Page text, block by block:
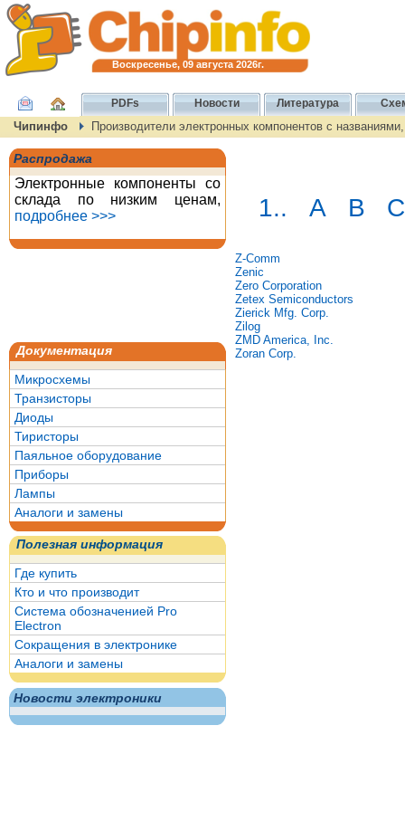
Воскресенье, 09 августа 2026г.
PDFs Новости Литература
Чипинфо Производители электронных компонентов с
Распродажа
Электронные компоненты со
склада по низким ценам,
подробнее >>>
Документация
Микросхемы
Транзисторы
Диоды
Тиристоры
Паяльное оборудование
Приборы
Лампы
Аналоги и замены
Полезная информация
Где купить
Кто и что производит
Система обозначенией Pro
Electron
Сокращения в электронике
Аналоги и замены
Новости электроники
1.. A B C
Z-Comm
Zenic
Zero Corporation
Zetex Semiconductors
Zierick Mfg. Corp.
Zilog
ZMD America, Inc.
Zoran Corp.